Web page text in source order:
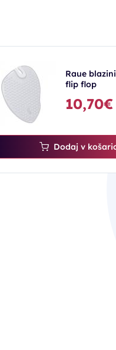
Raue
flip flop
10,70€
Dodaj v